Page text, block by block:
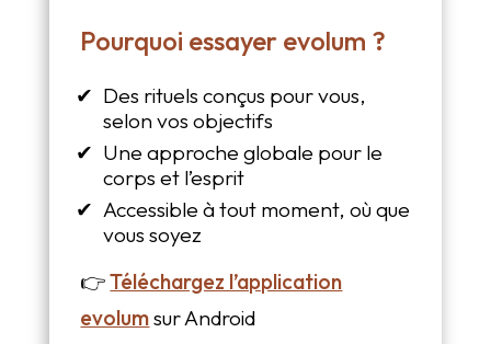
Pourquoi essayer evolum ?
Des rituels conçus pour vous,
selon vos objectifs
Une approche globale pour le
corps et l’esprit
Accessible à tout moment, où que
vous soyez
👉Téléchargez l’application
evolumsur Android